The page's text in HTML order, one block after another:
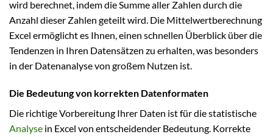
wird berechnet, indem die Summe aller Zahlen durch die
Anzahl dieser Zahlen geteilt wird. Die Mittelwertberechnung
Excel ermöglicht es Ihnen, einen schnellen Überblick über die
Tendenzen in Ihren Datensätzen zu erhalten, was besonders
in der Datenanalyse von großem Nutzen ist.
Die Bedeutung von korrekten Datenformaten
Die richtige Vorbereitung Ihrer Daten ist für die statistische
Analyse in Excel von entscheidender Bedeutung. Korrekte